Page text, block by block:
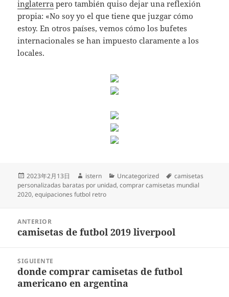
inglaterra pero también quiso dejar una reflexión
propia: «No soy yo el que tiene que juzgar cómo
estoy. En otros países, vemos cómo los bufetes
internacionales se han impuesto claramente a los
locales.
Publicado
el
2023年2月13日 Autor
istern Categorías
Uncategorized Etiquetas
camisetas
personalizadas baratas por unidad,comprar camisetas mundial
2020,equipaciones futbol retro
entradas
ANTERIOR
Entrada
camisetas de futbol 2019 liverpool
SIGUIENTE
Entrada
siguiente:
donde comprar camisetas de futbol
americano en argentina